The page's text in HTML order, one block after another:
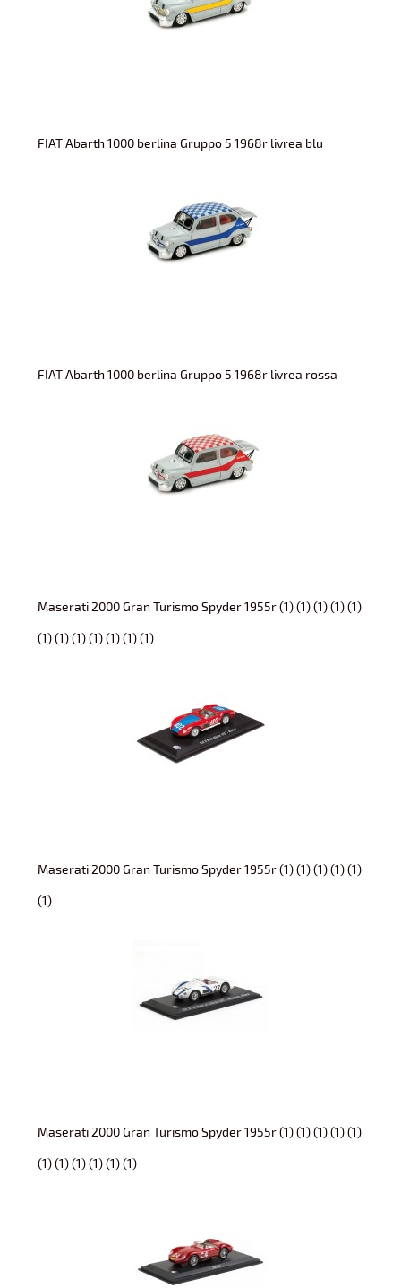
FIAT Abarth 1000 berlina Gruppo 5 1968r livrea blu
FIAT Abarth 1000 berlina Gruppo 5 1968r livrea rossa
Maserati 2000 Gran Turismo Spyder 1955r (1) (1) (1) (1) (1)
(1) (1) (1) (1) (1) (1) (1)
Maserati 2000 Gran Turismo Spyder 1955r (1) (1) (1) (1) (1)
(1)
Maserati 2000 Gran Turismo Spyder 1955r (1) (1) (1) (1) (1)
(1) (1) (1) (1) (1) (1)